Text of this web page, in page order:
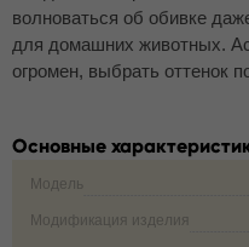
волноваться об обивке
для домашних животных.
огромен, выбрать оттенок
Основные
Модель
Модификация изделия